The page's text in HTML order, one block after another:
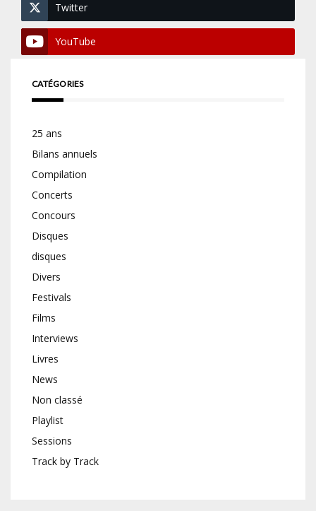
Twitter
YouTube
CATÉGORIES
25 ans
Bilans annuels
Compilation
Concerts
Concours
Disques
disques
Divers
Festivals
Films
Interviews
Livres
News
Non classé
Playlist
Sessions
Track by Track